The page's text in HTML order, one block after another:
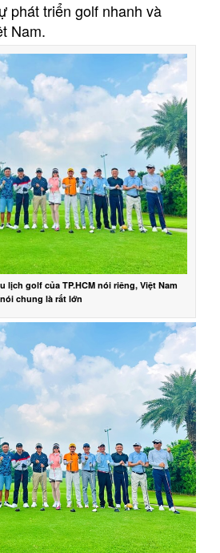
phát triển golf nhanh và
Nam.
lịch golf của TP.HCM nói riêng, Việt Nam
nói chung là rất lớn